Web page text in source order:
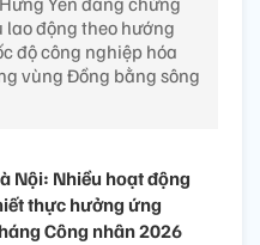
lao động theo hướng
độ công nghiệp hóa
vùng Đồng bằng sông
Nội: Nhiều hoạt động
thực hưởng ứng
Công nhân 2026